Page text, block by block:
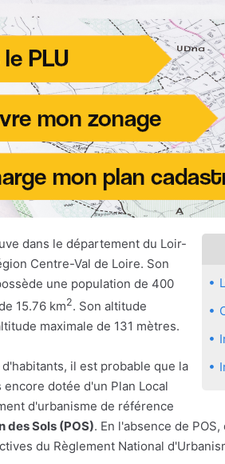
dans le département du Loir-
Centre-Val de Loire. Son
une population de 400
15.76 km2. Son altitude
maximale de 131 mètres.
il est probable que la
dotée d'un Plan Local
d'urbanisme de référence
des Sols (POS). En l'absence de POS,
du Règlement National